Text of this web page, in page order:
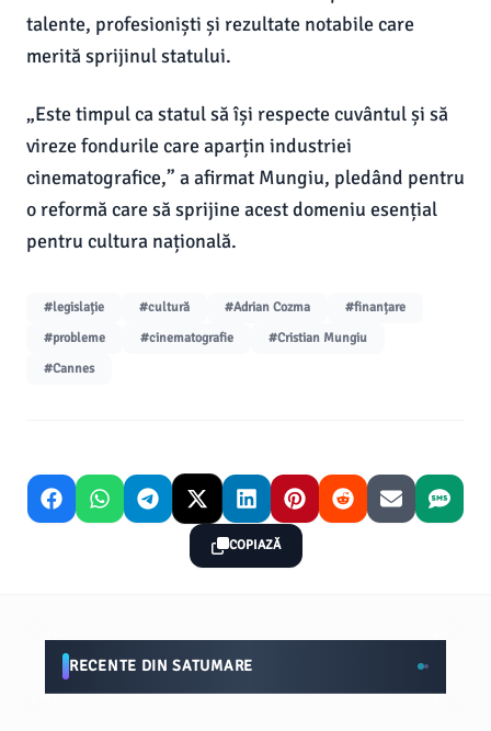
talente, profesioniști și rezultate notabile care
merită sprijinul statului.
„Este timpul ca statul să își respecte cuvântul și să
vireze fondurile care aparțin industriei
cinematografice,” a afirmat Mungiu, pledând pentru
o reformă care să sprijine acest domeniu esențial
pentru cultura națională.
#legislație #cultură #Adrian Cozma
#finanțare
#probleme
#cinematografie
#Cristian Mungiu
#Cannes
COPIAZĂ
RECENTE DIN SATUMARE